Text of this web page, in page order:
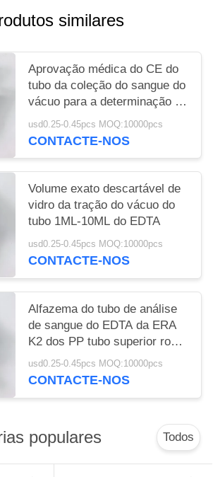
similares
Aprovação médica do CE do
tubo da coleção do sangue do
vácuo para a determinação de
G-6-PD
usd0.25-0.45pcs MOQ:10000pcs
CONTACTE-NOS
Volume exato descartável de
vidro da tração do vácuo do
tubo 1ML-10ML do EDTA
usd0.25-0.45pcs MOQ:10000pcs
CONTACTE-NOS
Alfazema do tubo de análise
de sangue do EDTA da ERA
K2 dos PP tubo superior roxo
do sangue da mini
usd0.25-0.45pcs MOQ:10000pcs
CONTACTE-NOS
populares Todos